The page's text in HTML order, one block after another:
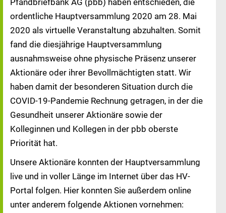
Pfandbriefbank AG (pbb) haben entschieden, die
ordentliche Hauptversammlung 2020 am 28. Mai
2020 als virtuelle Veranstaltung abzuhalten. Somit
fand die diesjährige Hauptversammlung
ausnahmsweise ohne physische Präsenz unserer
Aktionäre oder ihrer Bevollmächtigten statt. Wir
haben damit der besonderen Situation durch die
COVID-19-Pandemie Rechnung getragen, in der die
Gesundheit unserer Aktionäre sowie der
Kolleginnen und Kollegen in der pbb oberste
Priorität hat.
Unsere Aktionäre konnten der Hauptversammlung
live und in voller Länge im Internet über das HV-
Portal folgen. Hier konnten Sie außerdem online
unter anderem folgende Aktionen vornehmen: